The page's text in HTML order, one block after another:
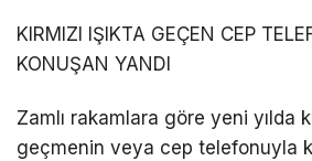
KIRMIZI IŞIKTA GEÇEN CEP
KONUŞAN YANDI
Zamlı rakamlara göre yeni yılda
geçmenin veya cep telefonuyla